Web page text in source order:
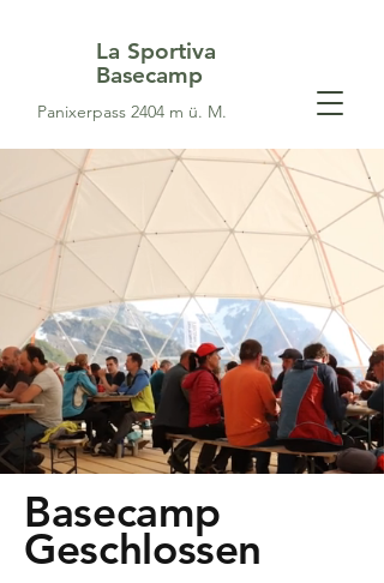
Panixerpass 2404 m ü. M.
La Sportiva
Basecamp
Basecamp
Geschlossen